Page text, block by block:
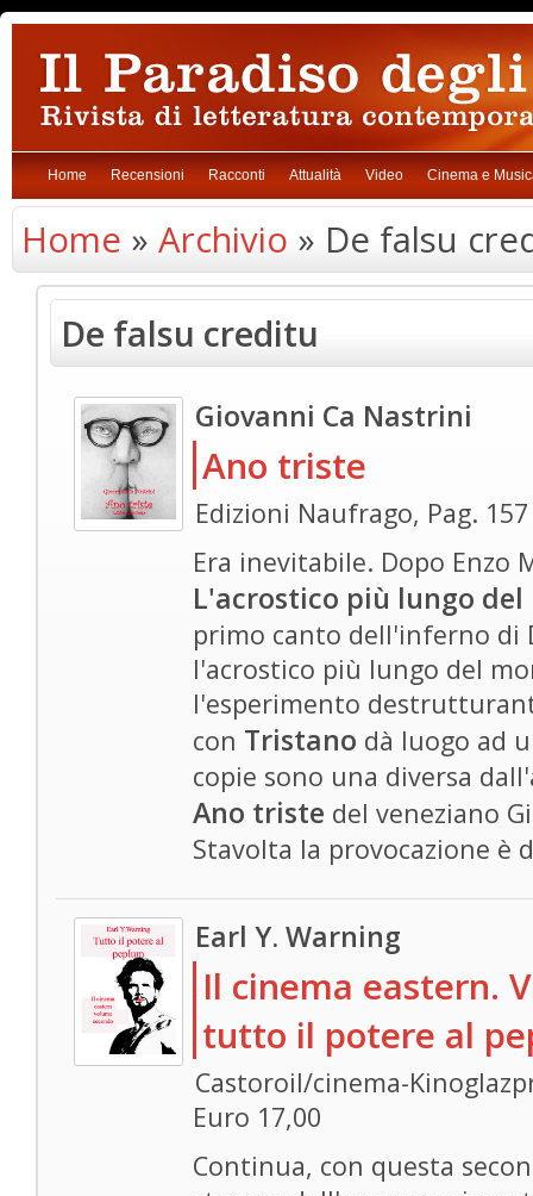
Home Recensioni Racconti Attualità Video Cinema e
Home » Archivio » De falsu
De falsu creditu
Giovanni Ca Nastrini
Ano triste
Edizioni Naufrago, Pag.
Era inevitabile. Dopo Enzo
L'acrostico più lungo
primo canto dell'inferno di
l'acrostico più lungo del
l'esperimento
con Tristano dà luogo ad
copie sono una diversa
Ano triste del veneziano
Stavolta la provocazione
Earl Y. Warning
Il cinema eastern.
tutto il potere al
Castoroil/cinema-
Euro 17,00
Continua, con questa